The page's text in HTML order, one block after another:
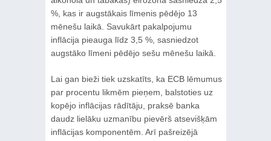
%, kas ir augstākais līmenis pēdējo 13
mēnešu laikā. Savukārt pakalpojumu
inflācija pieauga līdz 3,5 %, sasniedzot
augstāko līmeni pēdējo sešu mēnešu laikā.
Lai gan bieži tiek uzskatīts, ka ECB lēmumus
par procentu likmēm pieņem, balstoties uz
kopējo inflācijas rādītāju, praksē banka
daudz lielāku uzmanību pievērš atsevišķām
inflācijas komponentēm. Arī pašreizējā